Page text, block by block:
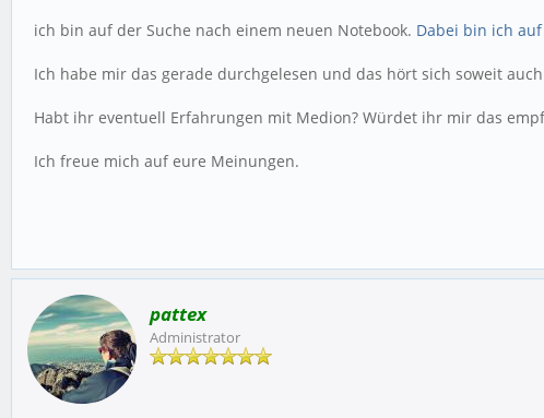
ich bin auf der Suche nach einem neuen Notebook. Dabei bin ich
Ich habe mir das gerade durchgelesen und das hört sich soweit
Habt ihr eventuell Erfahrungen mit Medion? Würdet ihr mir das
Ich freue mich auf eure Meinungen.
pattex
Administrator